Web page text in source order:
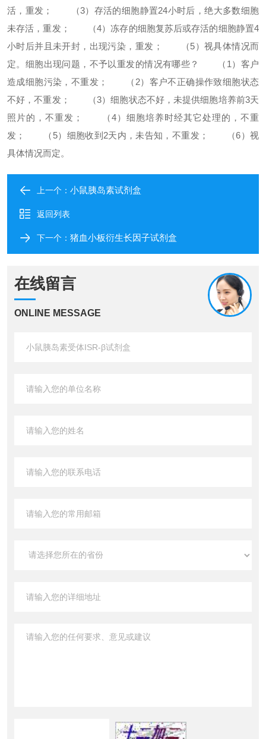
活，重发；
（3）存活的细胞静置24小时后，绝大多数细胞
未存活，重发；
（4）冻存的细胞复苏后或存活的细胞静置4
小时后并且未开封，出现污染，重发；
（5）视具体情况而
定。 细胞出现问题，不予以重发的情况有哪些？
（1）客户
造成细胞污染，不重发；
（2）客户不正确操作致细胞状态
不好，不重发；
（3）细胞状态不好，未提供细胞培养前3天
照片的，不重发；
（4）细胞培养时经其它处理的，不重
发；
（5）细胞收到2天内，未告知，不重发；
（6）视
具体情况而定。
上一个： 小鼠胰岛素试剂盒
返回列表
下一个： 猪血小板衍生长因子试剂盒
在线留言
ONLINE MESSAGE